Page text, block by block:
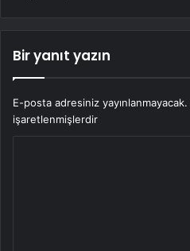
Bir yanıt yazın
E-posta adresiniz yayınlanmayacak.
işaretlenmişlerdir